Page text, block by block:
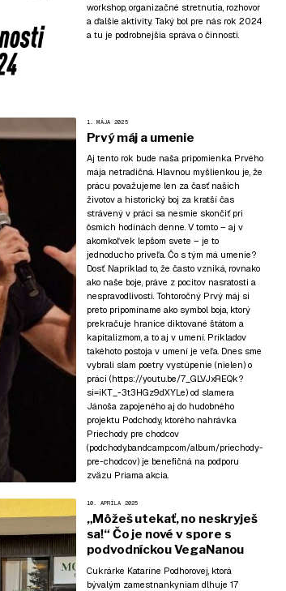
workshop, organizačné stretnutia, rozhovor
a ďalšie aktivity. Taký bol pre nás rok 2024
a tu je podrobnejšia správa o činnosti.
1. MÁJA 2025
Prvý máj a umenie
Aj tento rok bude naša pripomienka Prvého
mája netradičná. Hlavnou myšlienkou je, že
prácu považujeme len za časť našich
životov a historický boj za kratší čas
strávený v práci sa nesmie skončiť pri
ôsmich hodinách denne. V tomto – aj v
akomkoľvek lepšom svete – je to
jednoducho priveľa. Čo s tým má umenie?
Dosť. Napríklad to, že často vzniká, rovnako
ako naše boje, práve z pocitov nasratosti a
nespravodlivosti. Tohtoročný Prvý máj si
preto pripomíname ako symbol boja, ktorý
prekračuje hranice diktované štátom a
kapitalizmom, a to aj v umení. Príkladov
takéhoto postoja v umení je veľa. Dnes sme
vybrali slam poetry vystúpenie (nielen) o
práci (https://youtu.be/7_GLVJxREQk?
si=iKT_-3t3HGz9dXYLe) od slamera
Jánoša zapojeného aj do hudobného
projektu Podchody, ktorého nahrávka
Priechody pre chodcov
(podchody.bandcamp.com/album/priechody-
pre-chodcov) je benefičná na podporu
zväzu Priama akcia.
10. APRÍLA 2025
„Môžeš utekať, no neskryješ
sa!“ Čo je nové v spore s
podvodníckou VegaNanou
Cukrárke Kataríne Podhorovej, ktorá
bývalým zamestnankyniam dlhuje 17